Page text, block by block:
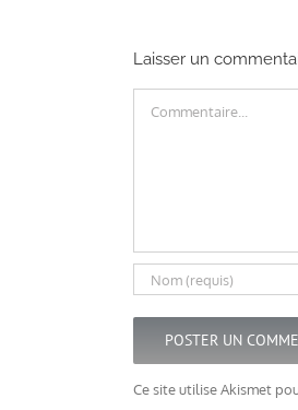
Laisser un
Ce site utilise Akismet